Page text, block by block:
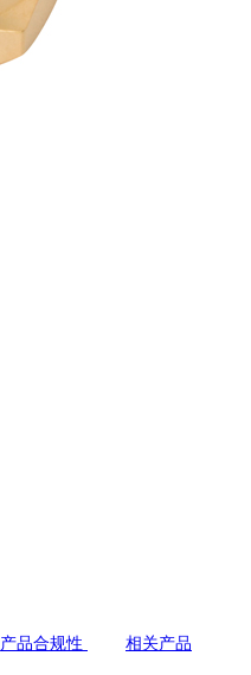
产品合规性
相关产品